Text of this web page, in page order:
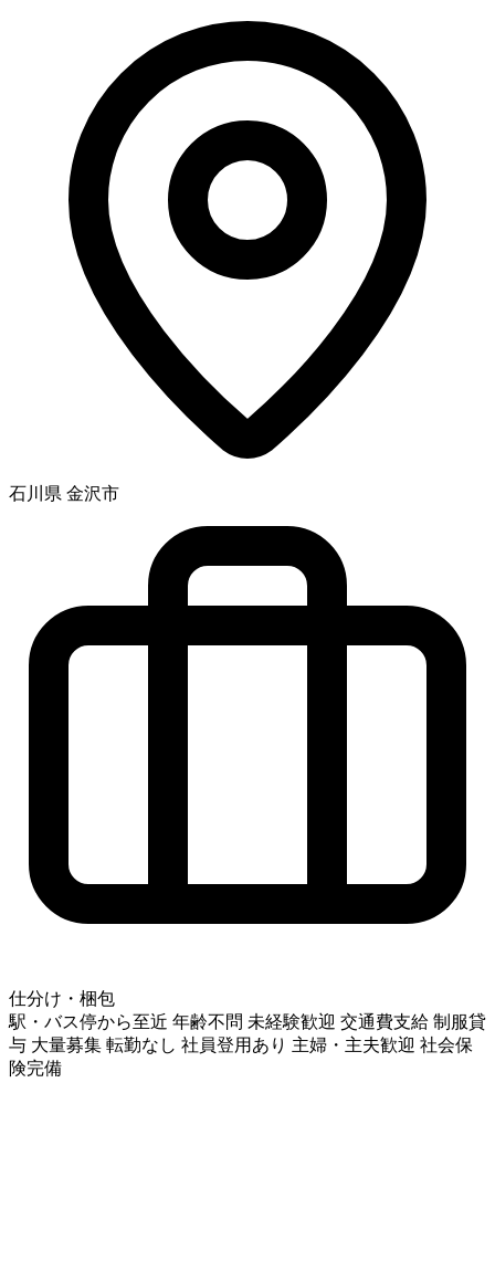
石川県 金沢市
仕分け・梱包
駅・バス停から至近 年齢不問 未経験歓迎 交通費支給 制服貸
与 大量募集 転勤なし 社員登用あり 主婦・主夫歓迎 社会保
険完備